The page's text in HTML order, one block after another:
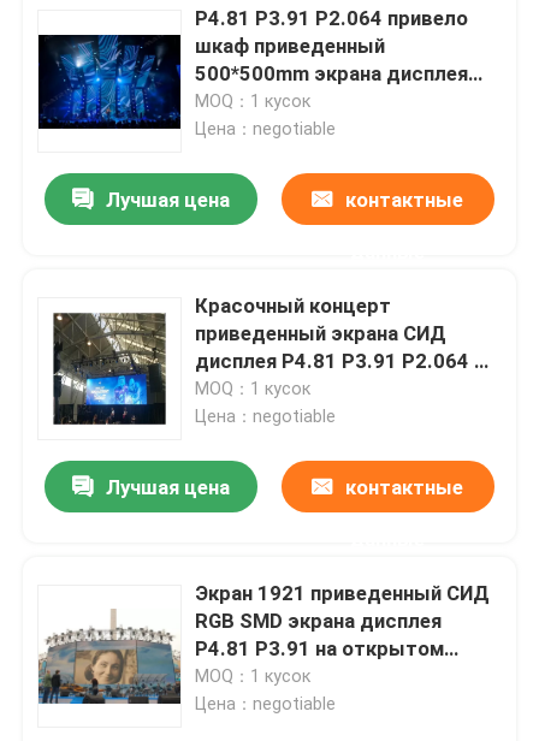
P4.81 P3.91 P2.064 привело
шкаф приведенный
500*500mm экрана дисплея
арендный
MOQ：1 кусок
Цена：negotiable
Лучшая цена контактные
Красочный концерт
приведенный экрана СИД
дисплея P4.81 P3.91 P2.064 HD
RGB арендный
MOQ：1 кусок
Цена：negotiable
Лучшая цена контактные
Экран 1921 приведенный СИД
RGB SMD экрана дисплея
P4.81 P3.91 на открытом
воздухе рекламируя
MOQ：1 кусок
Цена：negotiable